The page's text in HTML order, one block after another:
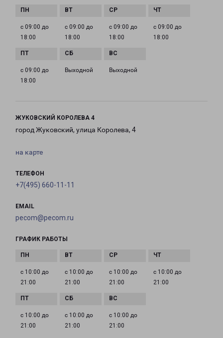
с 09:00 до
18:00
с 09:00 до
18:00
с 09:00 до
18:00
с 09:00 до
18:00
с 09:00 до
18:00
Выходной Выходной
ЖУКОВСКИЙ КОРОЛЕВА 4
город Жуковский, улица Королева, 4
на карте
ТЕЛЕФОН
+7(495) 660-11-11
EMAIL
pecom@pecom.ru
ГРАФИК РАБОТЫ
с 10:00 до
21:00
с 10:00 до
21:00
с 10:00 до
21:00
с 10:00 до
21:00
с 10:00 до
21:00
с 10:00 до
21:00
с 10:00 до
21:00